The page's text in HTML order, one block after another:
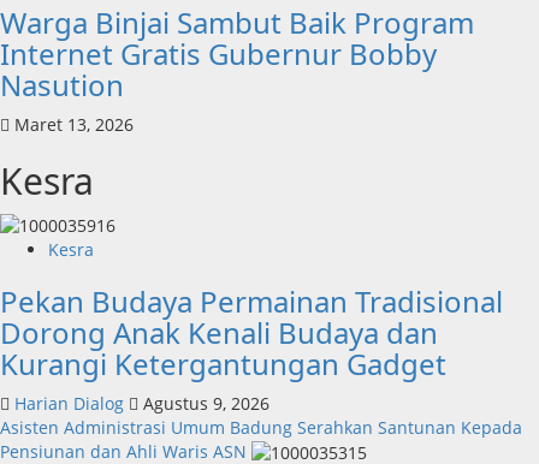
Warga Binjai Sambut Baik Program
Internet Gratis Gubernur Bobby
Nasution
Maret 13, 2026
Kesra
Kesra
Pekan Budaya Permainan Tradisional
Dorong Anak Kenali Budaya dan
Kurangi Ketergantungan Gadget
Harian Dialog
Agustus 9, 2026
Asisten Administrasi Umum Badung Serahkan Santunan Kepada
Pensiunan dan Ahli Waris ASN